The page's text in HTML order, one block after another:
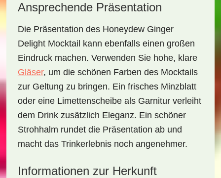
Ansprechende Präsentation
Die Präsentation des Honeydew Ginger
Delight Mocktail kann ebenfalls einen großen
Eindruck machen. Verwenden Sie hohe, klare
Gläser, um die schönen Farben des Mocktails
zur Geltung zu bringen. Ein frisches Minzblatt
oder eine Limettenscheibe als Garnitur verleiht
dem Drink zusätzlich Eleganz. Ein schöner
Strohhalm rundet die Präsentation ab und
macht das Trinkerlebnis noch angenehmer.
Informationen zur Herkunft